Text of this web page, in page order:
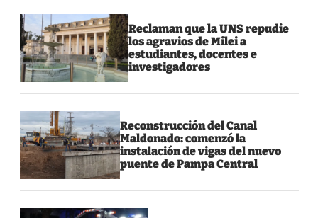
Reclaman que la UNS repudie
los agravios de Milei a
estudiantes, docentes e
investigadores
Reconstrucción del Canal
Maldonado: comenzó la
instalación de vigas del nuevo
puente de Pampa Central